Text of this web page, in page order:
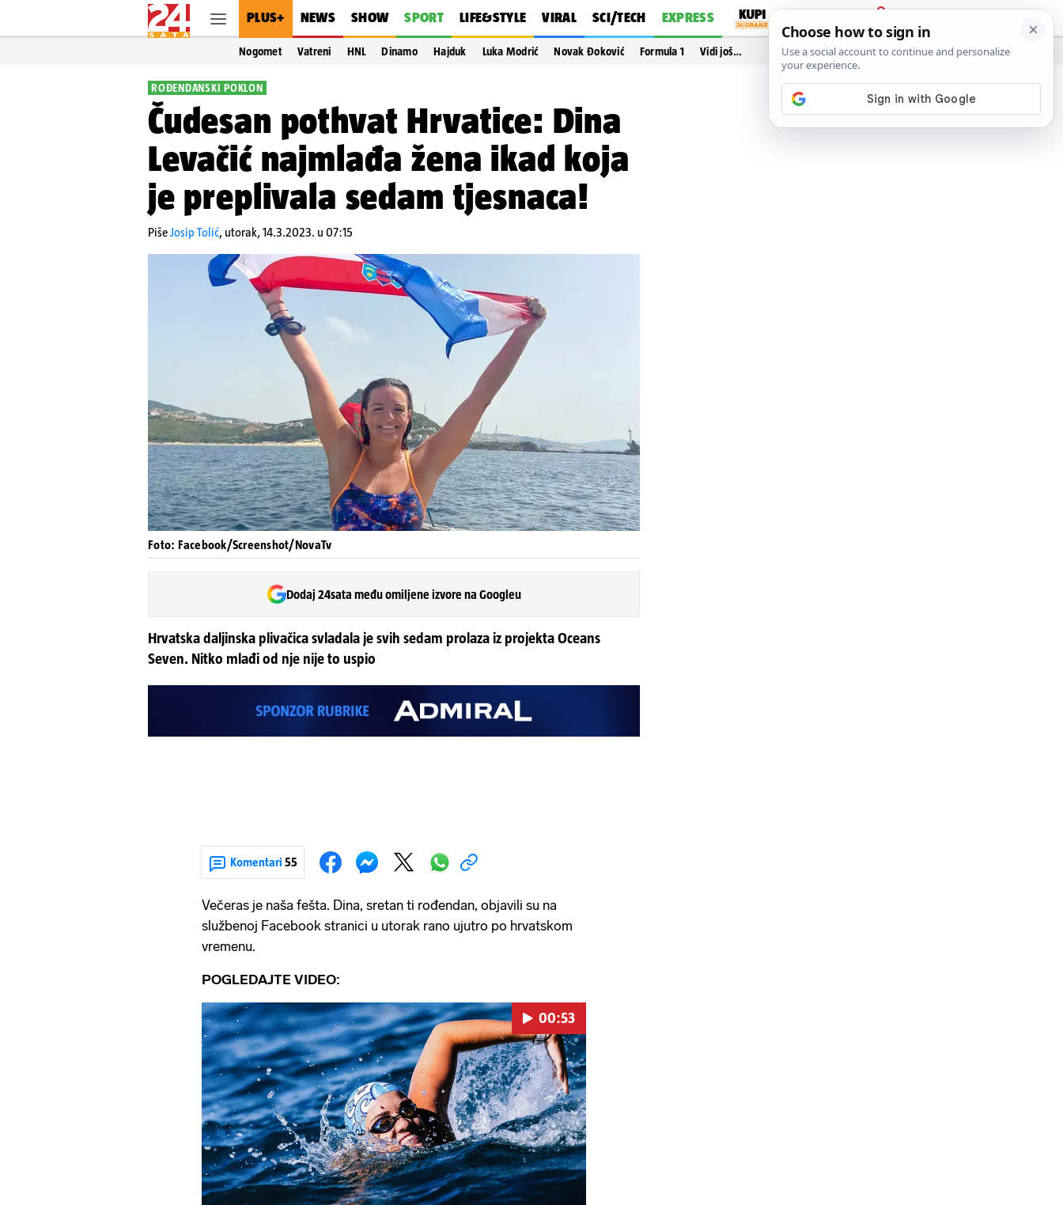
PLUS+ NEWS SHOW SPORT LIFE&STYLE VIRAL SCI/TECH EXPRESS
PRIJAVA
Nogomet Vatreni HNL Dinamo Hajduk Luka Modrić Novak Đoković Formula 1 Vidi još…
ROĐENDANSKI POKLON
Čudesan pothvat Hrvatice: Dina
Levačić najmlađa žena ikad koja
je preplivala sedam tjesnaca!
PišeJosip Tolić, utorak, 14.3.2023. u 07:15
Foto: Facebook/Screenshot/NovaTv
Dodaj 24sata među omiljene izvore na Googleu
Hrvatska daljinska plivačica svladala je svih sedam prolaza iz projekta Oceans
Seven. Nitko mlađi od nje nije to uspio
Komentari 55
Večeras je naša fešta. Dina, sretan ti rođendan, objavili su na
službenoj Facebook stranici u utorak rano ujutro po hrvatskom
vremenu.
POGLEDAJTE VIDEO:
Pokretanje videa...
00:53